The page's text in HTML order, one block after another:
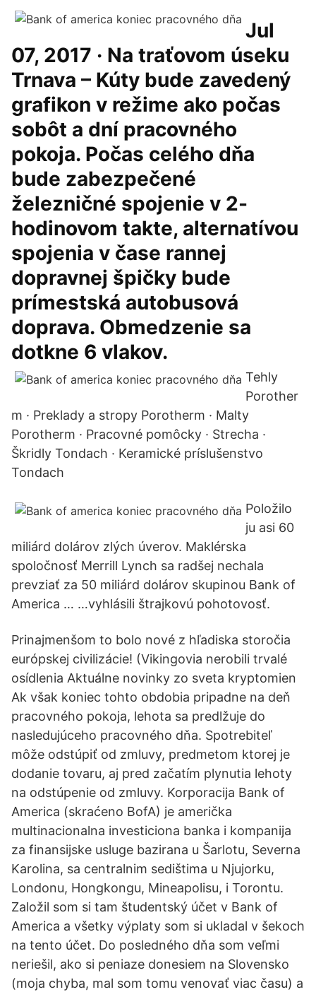
Jul
07, 2017 · Na traťovom úseku
Trnava – Kúty bude zavedený
grafikon v režime ako počas
sobôt a dní pracovného
pokoja. Počas celého dňa
bude zabezpečené
železničné spojenie v 2-
hodinovom takte, alternatívou
spojenia v čase rannej
dopravnej špičky bude
prímestská autobusová
doprava. Obmedzenie sa
dotkne 6 vlakov.
Tehly
Porother
m · Preklady a stropy Porotherm · Malty
Porotherm · Pracovné pomôcky · Strecha ·
Škridly Tondach · Keramické príslušenstvo
Tondach
Položilo
ju asi 60
miliárd dolárov zlých úverov. Maklérska
spoločnosť Merrill Lynch sa radšej nechala
prevziať za 50 miliárd dolárov skupinou Bank of
America … …vyhlásili štrajkovú pohotovosť.
Prinajmenšom to bolo nové z hľadiska storočia
európskej civilizácie! (Vikingovia nerobili trvalé
osídlenia Aktuálne novinky zo sveta kryptomien
Ak však koniec tohto obdobia pripadne na deň
pracovného pokoja, lehota sa predlžuje do
nasledujúceho pracovného dňa. Spotrebiteľ
môže odstúpiť od zmluvy, predmetom ktorej je
dodanie tovaru, aj pred začatím plynutia lehoty
na odstúpenie od zmluvy. Korporacija Bank of
America (skraćeno BofA) je američka
multinacionalna investiciona banka i kompanija
za finansijske usluge bazirana u Šarlotu, Severna
Karolina, sa centralnim sedištima u Njujorku,
Londonu, Hongkongu, Mineapolisu, i Torontu.
Založil som si tam študentský účet v Bank of
America a všetky výplaty som si ukladal v šekoch
na tento účet. Do posledného dňa som veľmi
neriešil, ako si peniaze donesiem na Slovensko
(moja chyba, mal som tomu venovať viac času) a